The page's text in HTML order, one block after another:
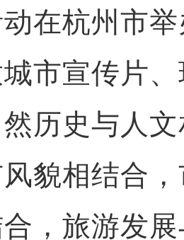
在杭州市
市宣传片
历史与人
貌相结合
，旅游发